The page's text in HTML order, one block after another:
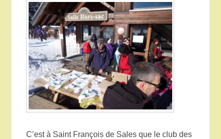
C’est à Saint François de Sales que le club des